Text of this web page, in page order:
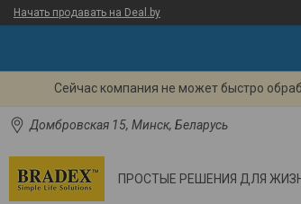
Начать продавать на Deal.by
Сейчас компания не может быстро
Домбровская 15, Минск, Беларусь
ПРОСТЫЕ РЕШЕНИЯ ДЛЯ